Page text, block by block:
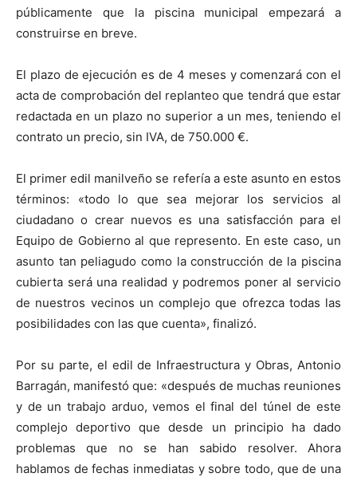
públicamente que la piscina municipal empezará a
construirse en breve.
El plazo de ejecución es de 4 meses y comenzará con el
acta de comprobación del replanteo que tendrá que estar
redactada en un plazo no superior a un mes, teniendo el
contrato un precio, sin IVA, de 750.000 €.
El primer edil manilveño se refería a este asunto en estos
términos: «todo lo que sea mejorar los servicios al
ciudadano o crear nuevos es una satisfacción para el
Equipo de Gobierno al que represento. En este caso, un
asunto tan peliagudo como la construcción de la piscina
cubierta será una realidad y podremos poner al servicio
de nuestros vecinos un complejo que ofrezca todas las
posibilidades con las que cuenta», finalizó.
Por su parte, el edil de Infraestructura y Obras, Antonio
Barragán, manifestó que: «después de muchas reuniones
y de un trabajo arduo, vemos el final del túnel de este
complejo deportivo que desde un principio ha dado
problemas que no se han sabido resolver. Ahora
hablamos de fechas inmediatas y sobre todo, que de una